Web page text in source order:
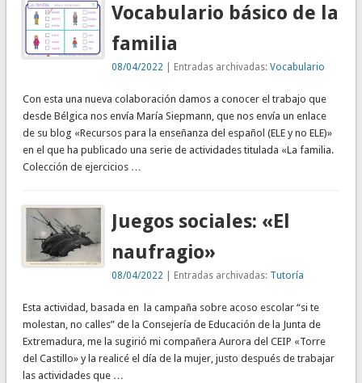
Vocabulario básico de la
familia
08/04/2022 | Entradas archivadas:Vocabulario
Con esta una nueva colaboración damos a conocer el trabajo que
desde Bélgica nos envía María Siepmann, que nos envía un enlace
de su blog «Recursos para la enseñanza del español (ELE y no ELE)»
en el que ha publicado una serie de actividades titulada «La familia.
Colección de ejercicios …
Juegos sociales: «El
naufragio»
08/04/2022 | Entradas archivadas: Tutoría
Esta actividad, basada en la campaña sobre acoso escolar “si te
molestan, no calles” de la Consejería de Educación de la Junta de
Extremadura, me la sugirió mi compañera Aurora del CEIP «Torre
del Castillo» y la realicé el día de la mujer, justo después de trabajar
las actividades que …